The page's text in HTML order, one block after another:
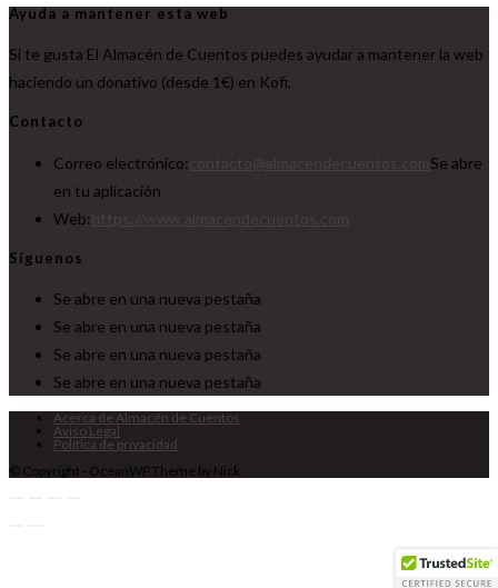
Ayuda a mantener esta web
Si te gusta El Almacén de Cuentos puedes ayudar a mantener la web
haciendo un donativo (desde 1€) en Kofi.
Contacto
Correo electrónico:
Se abre
en tu aplicación
Web:
Síguenos
Se abre en una nueva pestaña
Se abre en una nueva pestaña
Se abre en una nueva pestaña
Se abre en una nueva pestaña
Acerca de Almacén de Cuentos
Aviso Legal
Política de privacidad
© Copyright - OceanWP Theme by Nick